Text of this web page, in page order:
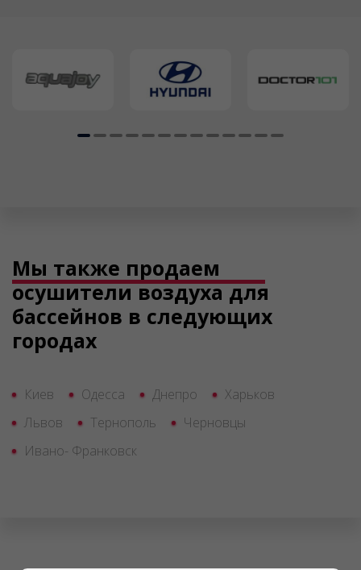
Мы также продаем
осушители воздуха для
бассейнов в следующих
городах
Киев Одесса Днепро
Харьков
Львов
Тернополь
Черновцы
Ивано- Франковск